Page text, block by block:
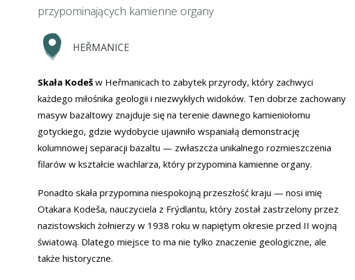
przypominających kamienne organy
HEŘMANICE
Skała Kodeš w Heřmanicach to zabytek przyrody, który zachwyci
każdego miłośnika geologii i niezwykłych widoków. Ten dobrze zachowany
masyw bazaltowy znajduje się na terenie dawnego kamieniołomu
gotyckiego, gdzie wydobycie ujawniło wspaniałą demonstrację
kolumnowej separacji bazaltu — zwłaszcza unikalnego rozmieszczenia
filarów w kształcie wachlarza, który przypomina kamienne organy.
Ponadto skała przypomina niespokojną przeszłość kraju — nosi imię
Otakara Kodeša, nauczyciela z Frýdlantu, który został zastrzelony przez
nazistowskich żołnierzy w 1938 roku w napiętym okresie przed II wojną
światową. Dlatego miejsce to ma nie tylko znaczenie geologiczne, ale
także historyczne.